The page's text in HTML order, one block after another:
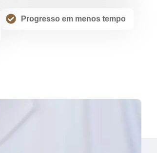
Progresso em menos tempo